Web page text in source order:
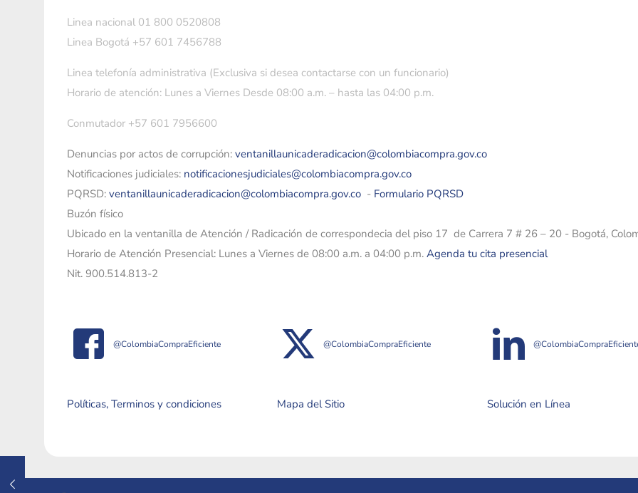
Linea nacional 01 800 0520808
Linea Bogotá +57 601 7456788
Linea telefonía administrativa (Exclusiva si desea contactarse con un funcionario)
Horario de atención: Lunes a Viernes Desde 08:00 a.m. – hasta las 04:00 p.m.
Conmutador +57 601 7956600
Denuncias por actos de corrupción: ventanillaunicaderadicacion@colombiacompra.gov.co
Notificaciones judiciales: notificacionesjudiciales@colombiacompra.gov.co
PQRSD: ventanillaunicaderadicacion@colombiacompra.gov.co - Formulario PQRSD
Buzón físico
Ubicado en la ventanilla de Atención / Radicación de correspondecia del piso 17 de Carrera 7 # 26 – 20 - Bogotá,
Horario de Atención Presencial: Lunes a Viernes de 08:00 a.m. a 04:00 p.m. Agenda tu cita presencial
Nit. 900.514.813-2
@ColombiaCompraEficiente @ColombiaCompraEficiente
Políticas, Terminos y condiciones Mapa del Sitio Solución en Línea